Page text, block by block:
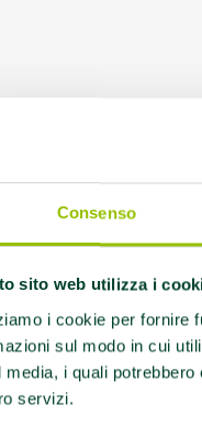
Consenso
sito web utilizza i
i cookie per fornire
sul modo in cui
media, i quali
servizi.